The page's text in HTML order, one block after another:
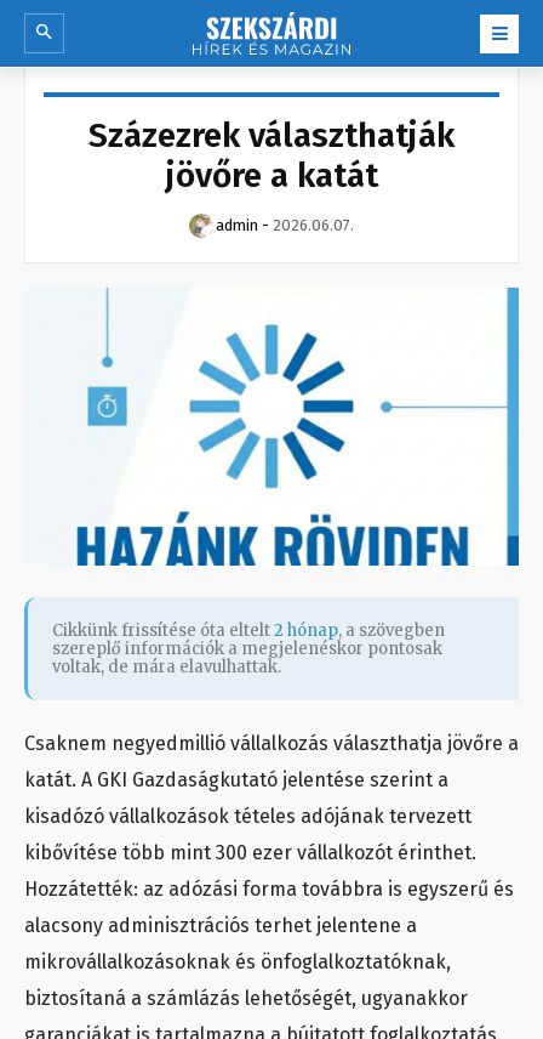
Százezrek választhatják
jövőre a katát
admin - 2026.06.07.
Cikkünk frissítése óta eltelt2 hónap, a szövegben
szereplő információk a megjelenéskor pontosak
voltak, de mára elavulhattak.
Csaknem negyedmillió vállalkozás választhatja jövőre a
katát. A GKI Gazdaságkutató jelentése szerint a
kisadózó vállalkozások tételes adójának tervezett
kibővítése több mint 300 ezer vállalkozót érinthet.
Hozzátették: az adózási forma továbbra is egyszerű és
alacsony adminisztrációs terhet jelentene a
mikrovállalkozásoknak és önfoglalkoztatóknak,
biztosítaná a számlázás lehetőségét, ugyanakkor